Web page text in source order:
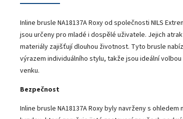
Inline brusle NA18137A Roxy od společnosti NILS
jsou určeny pro mladé i dospělé uživatele. Jejich
materiály zajišťují dlouhou životnost. Tyto brusle
výrazem individuálního stylu, takže jsou ideální
venku.
Bezpečnost
Inline brusle NA18137A Roxy byly navrženy s